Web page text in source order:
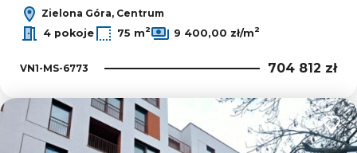
Zielona Góra, Centrum
4 pokoje
75 m2 9 400,00 zł/m2
VN1-MS-6773 704 812 zł